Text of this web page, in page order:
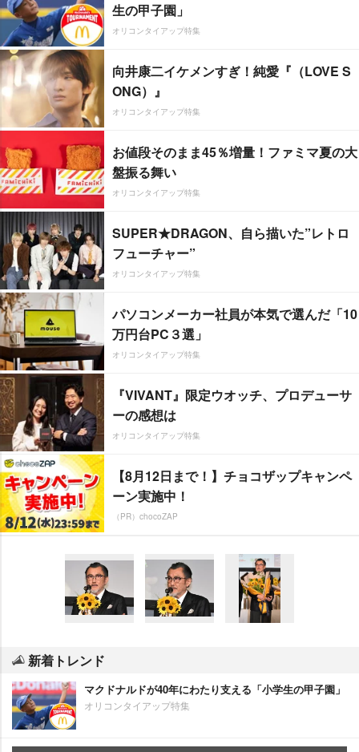
生の甲子園」
オリコンタイアップ特集
向井康二イケメンすぎ！純愛『（LOVE S
ONG）』
オリコンタイアップ特集
お値段そのまま45％増量！ファミマ夏の大
盤振る舞い
オリコンタイアップ特集
SUPER★DRAGON、自ら描いた”レトロ
フューチャー”
オリコンタイアップ特集
パソコンメーカー社員が本気で選んだ「10
万円台PC３選」
オリコンタイアップ特集
『VIVANT』限定ウオッチ、プロデューサ
ーの感想は
オリコンタイアップ特集
【8月12日まで！】チョコザップキャンペ
ーン実施中！
（PR）chocoZAP
新着トレンド
マクドナルドが40年にわたり支える「小学生の甲子園」
オリコンタイアップ特集